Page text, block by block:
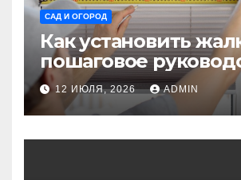
САД И ОГОРОД
Как установить
пошаговое
для начинающих
12 ИЮЛЯ, 2026 ADMIN